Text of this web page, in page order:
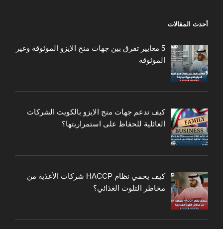
أحدث المقالات
5 معايير تفرق بين جهات منح الايزو الموثوقة وغير
الموثوقة
كيف تدعم جهات منح الايزو بالكويت الشركات
العائلية للحفاظ على استمراريتها؟
كيف يحمي نظام HACCP شركات الأغذية من
مخاطر التلوث الغذائي؟